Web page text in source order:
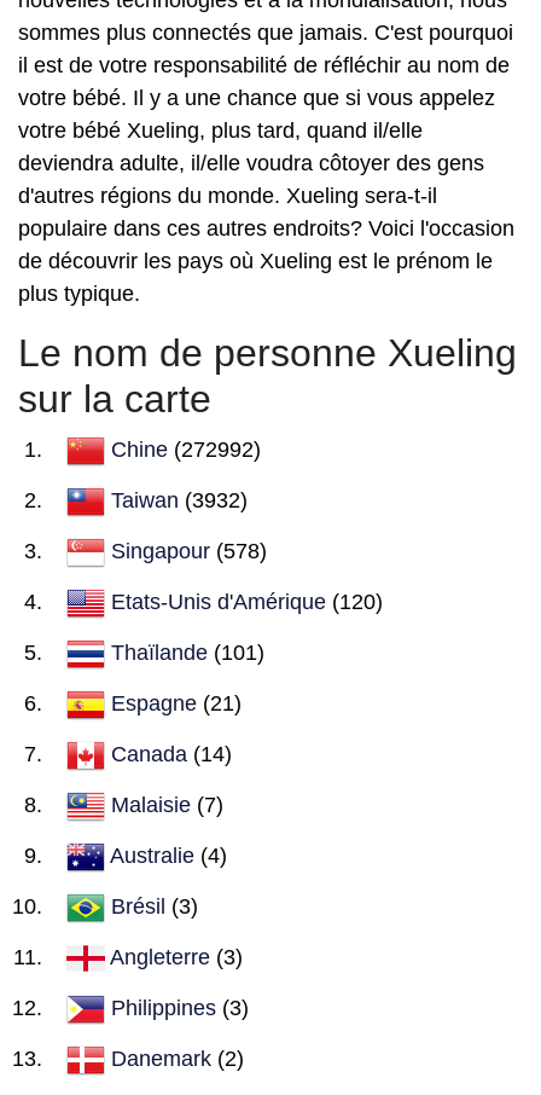
sommes plus connectés que jamais. C'est pourquoi
il est de votre responsabilité de réfléchir au nom de
votre bébé. Il y a une chance que si vous appelez
votre bébé Xueling, plus tard, quand il/elle
deviendra adulte, il/elle voudra côtoyer des gens
d'autres régions du monde. Xueling sera-t-il
populaire dans ces autres endroits? Voici l'occasion
de découvrir les pays où Xueling est le prénom le
plus typique.
Le nom de personne Xueling
sur la carte
Chine (272992)
Taiwan (3932)
Singapour (578)
Etats-Unis d'Amérique (120)
Thaïlande (101)
Espagne (21)
Canada (14)
Malaisie (7)
Australie (4)
Brésil (3)
Angleterre (3)
Philippines (3)
Danemark (2)